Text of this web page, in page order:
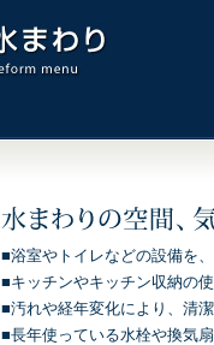
■浴室やトイレなどの設備を
■キッチンやキッチン収納の
■汚れや経年変化により、清
■長年使っている水栓や換気